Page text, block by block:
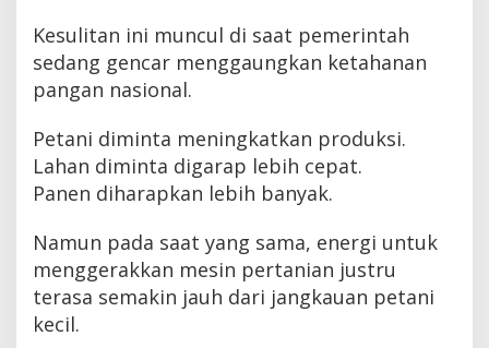
Kesulitan ini muncul di saat pemerintah
sedang gencar menggaungkan ketahanan
pangan nasional.
Petani diminta meningkatkan produksi.
Lahan diminta digarap lebih cepat.
Panen diharapkan lebih banyak.
Namun pada saat yang sama, energi untuk
menggerakkan mesin pertanian justru
terasa semakin jauh dari jangkauan petani
kecil.